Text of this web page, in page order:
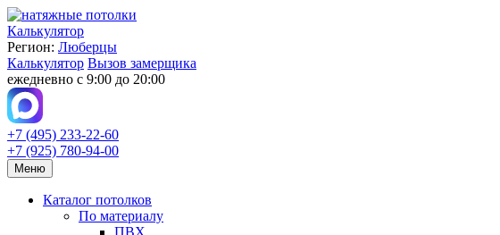
Калькулятор
Регион: Люберцы
Калькулятор Вызов замерщика
ежедневно с 9:00 до 20:00
+7 (495) 233-22-60
+7 (925) 780-94-00
Меню
Каталог потолков
По материалу
ПВХ